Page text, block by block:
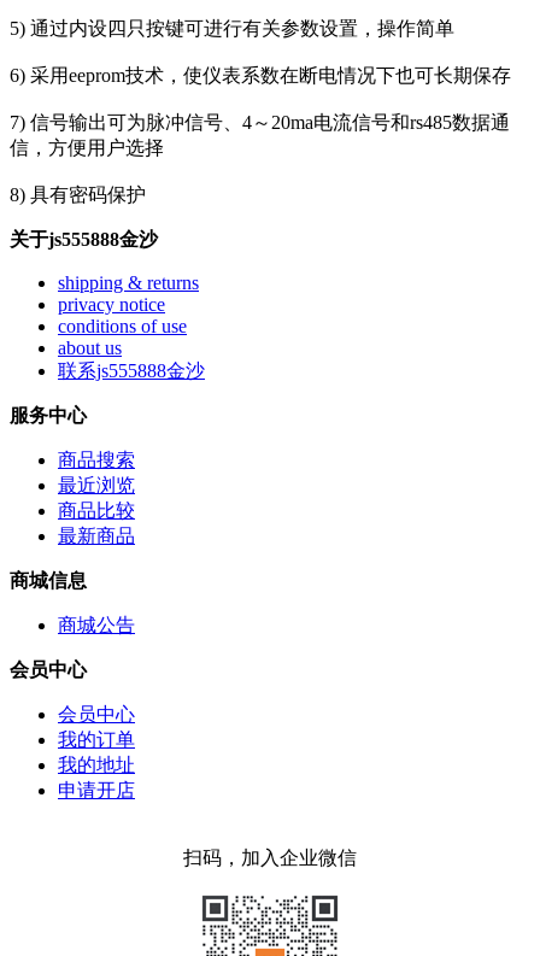
5) 通过内设四只按键可进行有关参数设置，操作简单
6) 采用eeprom技术，使仪表系数在断电情况下也可长期保存
7) 信号输出可为脉冲信号、4～20ma电流信号和rs485数据通
信，方便用户选择
8) 具有密码保护
关于js555888金沙
shipping & returns
privacy notice
conditions of use
about us
联系js555888金沙
服务中心
商品搜索
最近浏览
商品比较
最新商品
商城信息
商城公告
会员中心
会员中心
我的订单
我的地址
申请开店
扫码，加入企业微信